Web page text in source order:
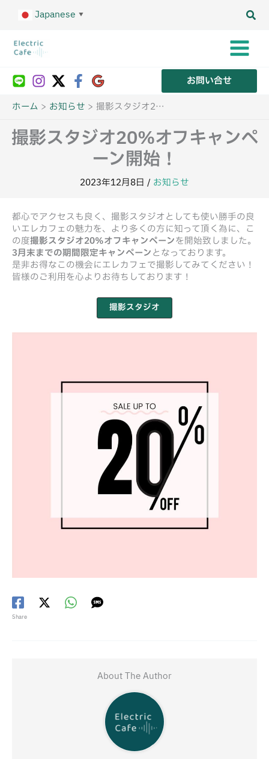
Japanese ▼
お問い合せ
ホーム お知らせ 撮影スタジオ20%オフキャンペーン開始！
撮影スタジオ20%オフキャンペ
ーン開始！
2023年12月8日 / お知らせ
都心でアクセスも良く、撮影スタジオとしても使い勝手の良
いエレカフェの魅力を、より多くの方に知って頂く為に、こ
の度撮影スタジオ20％オフキャンペーンを開始致しました。
3月末までの期間限定キャンペーンとなっております。
是非お得なこの機会にエレカフェで撮影してみてください！
皆様のご利用を心よりお待ちしております！
撮影スタジオ
Share
About The Author